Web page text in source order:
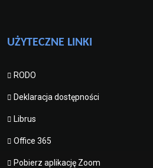
UŻYTECZNE LINKI
RODO
Deklaracja dostępności
Librus
Office 365
Pobierz aplikację Zoom